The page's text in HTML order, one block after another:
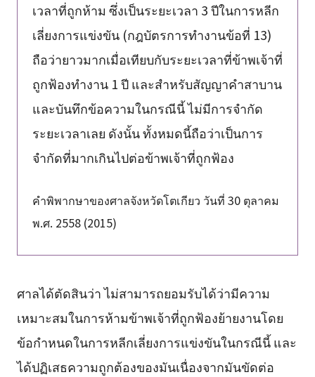
เวลาที่ถูกห้าม ซึ่งเป็นระยะเวลา 3 ปีในการหลีก
เลี่ยงการแข่งขัน (กฎบัตรการทำงานข้อที่ 13)
ถือว่ายาวมากเมื่อเทียบกับระยะเวลาที่ข้าพเจ้าที่
ถูกฟ้องทำงาน 1 ปี และสำหรับสัญญาคำสาบาน
และบันทึกข้อความในกรณีนี้ ไม่มีการจำกัด
ระยะเวลาเลย ดังนั้น ทั้งหมดนี้ถือว่าเป็นการ
จำกัดที่มากเกินไปต่อข้าพเจ้าที่ถูกฟ้อง
คำพิพากษาของศาลจังหวัดโตเกียว วันที่ 30 ตุลาคม
พ.ศ. 2558 (2015)
ศาลได้ตัดสินว่า ไม่สามารถยอมรับได้ว่ามีความ
เหมาะสมในการห้ามข้าพเจ้าที่ถูกฟ้องย้ายงานโดย
ข้อกำหนดในการหลีกเลี่ยงการแข่งขันในกรณีนี้ และ
ได้ปฏิเสธความถูกต้องของมันเนื่องจากมันขัดต่อ